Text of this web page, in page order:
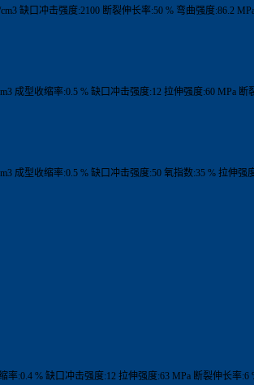
缺口冲击强度:2100 断裂伸长率:50 % 弯曲强度:86.2
成型收缩率:0.5 % 缺口冲击强度:12 拉伸强度:60 MPa
成型收缩率:0.5 % 缺口冲击强度:50 氧指数:35 % 拉伸
率:0.4 % 缺口冲击强度:12 拉伸强度:63 MPa 断裂伸长率